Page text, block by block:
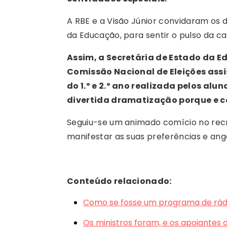
A RBE e a Visão Júnior convidaram
da Educação, para sentir o pulso da
Assim, a Secretária de Estado da
Comissão Nacional de Eleições
do 1.º e 2.º ano realizada pelos
divertida dramatização porque e
Seguiu-se um animado comício no
manifestar as suas preferências e
Conteúdo relacionado:
Como se fosse um programa de
Os ministros foram, e os apoiantes